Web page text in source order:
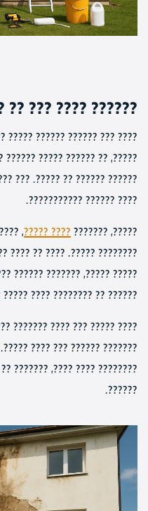
??? ?? ??? ????
?? ??? ????. ???? ??? ??????
?????, ?? ?????? ?????? ??
???????? ?? ??????????? ??
???? ?????? ???????????.
?????, ???????
???? ?????
????? ?????? ?? ???? ??
???????. ?????? ??? ??????
???? ????? ????? ?? ????.
????, ?? ?????? ?????? ??????
????? ??? ???? ?????? ??????
?? ?????? ??? ???????? ?? ??
??????.